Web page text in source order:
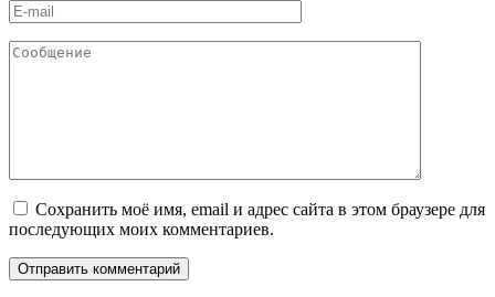
Сохранить моё имя, email и адрес сайта в этом браузере для
последующих моих комментариев.